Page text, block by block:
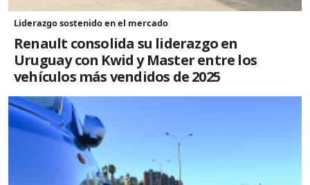
Liderazgo sostenido en el mercado
Renault consolida su liderazgo en
Uruguay con Kwid y Master entre los
vehículos más vendidos de 2025